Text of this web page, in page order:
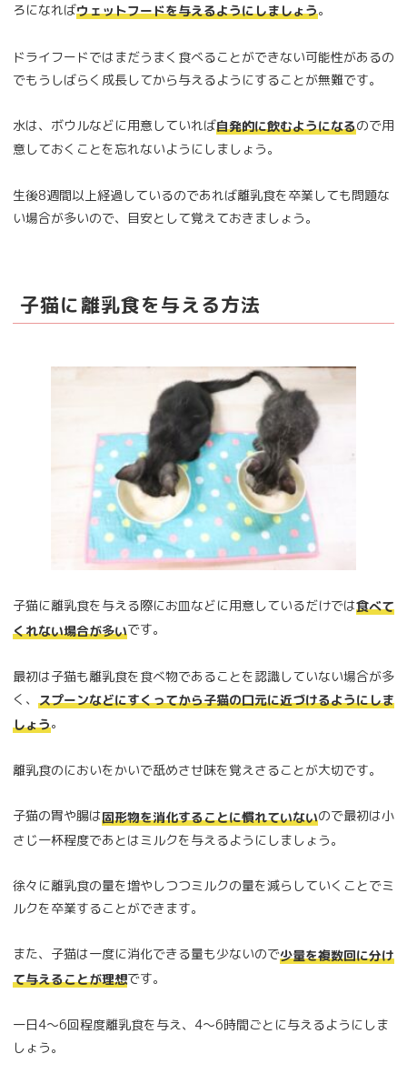
ろになればウェットフードを与えるようにしましょう。
ドライフードではまだうまく食べることができない可能性があるの
でもうしばらく成長してから与えるようにすることが無難です。
水は、ボウルなどに用意していれば自発的に飲むようになるので用
意しておくことを忘れないようにしましょう。
生後8週間以上経過しているのであれば離乳食を卒業しても問題な
い場合が多いので、目安として覚えておきましょう。
子猫に離乳食を与える方法
子猫に離乳食を与える際にお皿などに用意しているだけでは食べて
くれない場合が多いです。
最初は子猫も離乳食を食べ物であることを認識していない場合が多
く、 スプーンなどにすくってから子猫の口元に近づけるようにしま
しょう。
離乳食のにおいをかいで舐めさせ味を覚えさることが大切です。
子猫の胃や腸は固形物を消化することに慣れていないので最初は小
さじ一杯程度であとはミルクを与えるようにしましょう。
徐々に離乳食の量を増やしつつミルクの量を減らしていくことでミ
ルクを卒業することができます。
また、子猫は一度に消化できる量も少ないので少量を複数回に分け
て与えることが理想です。
一日4～6回程度離乳食を与え、4～6時間ごとに与えるようにしま
しょう。